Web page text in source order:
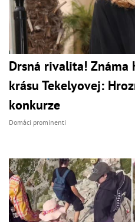
Drsná rivalita! Známa
krásu Tekelyovej:
konkurze
Domáci prominenti